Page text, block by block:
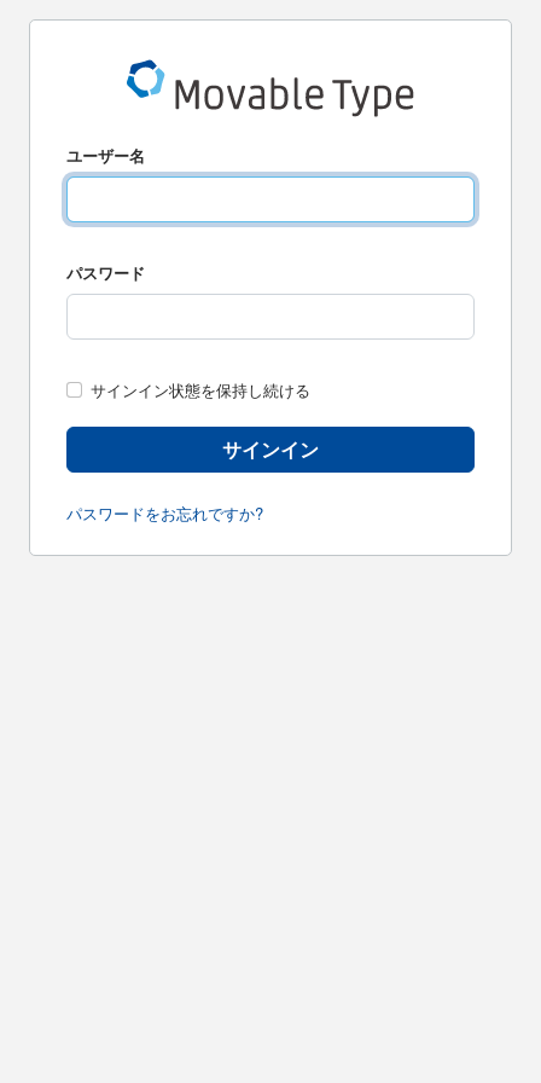
ユーザー名
パスワード
サインイン状態を保持し続ける
パスワードをお忘れですか?
サインイン